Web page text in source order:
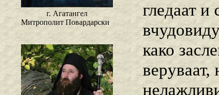
г. Агатангел
Митрополит Повардарски
гледаат и
како
веруваат,